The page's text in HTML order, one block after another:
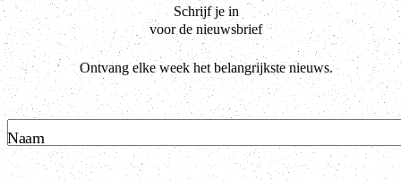
Schrijf je in
voor de nieuwsbrief
Ontvang elke week het belangrijkste nieuws.
Naam